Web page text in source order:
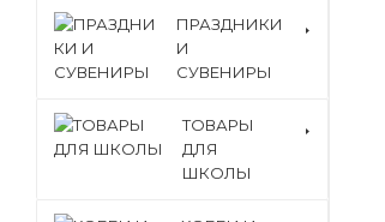
ПРАЗДНИКИ
И
СУВЕНИРЫ
ТОВАРЫ
ДЛЯ
ШКОЛЫ